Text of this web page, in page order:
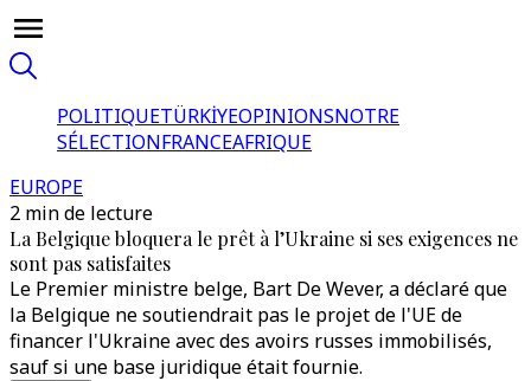
POLITIQUETÜRKİYEOPINIONSNOTRE
SÉLECTIONFRANCEAFRIQUE
EUROPE
2 min de lecture
La Belgique bloquera le prêt à l’Ukraine si ses exigences ne
sont pas satisfaites
Le Premier ministre belge, Bart De Wever, a déclaré que
la Belgique ne soutiendrait pas le projet de l'UE de
financer l'Ukraine avec des avoirs russes immobilisés,
sauf si une base juridique était fournie.